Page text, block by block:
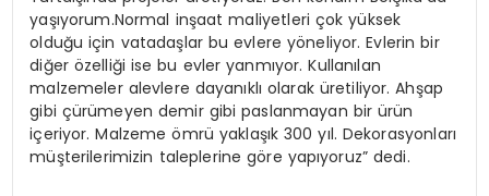
yaşıyorum.Normal inşaat maliyetleri çok yüksek
olduğu için vatadaşlar bu evlere yöneliyor. Evlerin bir
diğer özelliği ise bu evler yanmıyor. Kullanılan
malzemeler alevlere dayanıklı olarak üretiliyor. Ahşap
gibi çürümeyen demir gibi paslanmayan bir ürün
içeriyor. Malzeme ömrü yaklaşık 300 yıl. Dekorasyonları
müşterilerimizin taleplerine göre yapıyoruz” dedi.